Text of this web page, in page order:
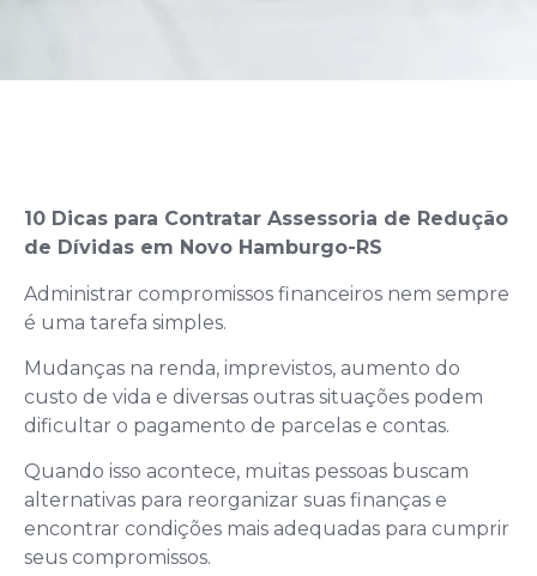
10 Dicas para Contratar Assessoria de Redução
de Dívidas em Novo Hamburgo-RS
Administrar compromissos financeiros nem sempre
é uma tarefa simples.
Mudanças na renda, imprevistos, aumento do
custo de vida e diversas outras situações podem
dificultar o pagamento de parcelas e contas.
Quando isso acontece, muitas pessoas buscam
alternativas para reorganizar suas finanças e
encontrar condições mais adequadas para cumprir
seus compromissos.